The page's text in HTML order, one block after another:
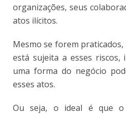
organizações, seus
atos ilícitos.
Mesmo se forem
está sujeita a esses riscos,
uma forma do negócio
esses atos.
Ou seja, o ideal é que o